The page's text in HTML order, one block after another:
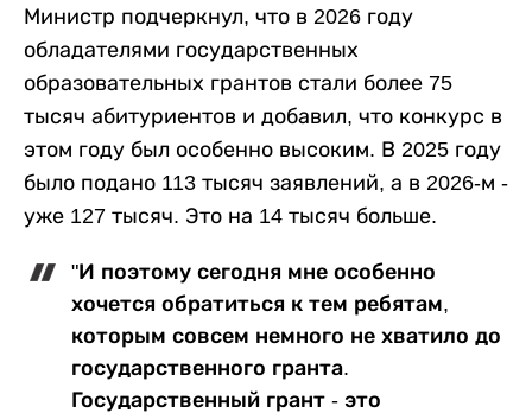
Министр подчеркнул, что в 2026 году
обладателями государственных
образовательных грантов стали более 75
тысяч абитуриентов и добавил, что конкурс в
этом году был особенно высоким. В 2025 году
было подано 113 тысяч заявлений, а в 2026-м -
уже 127 тысяч. Это на 14 тысяч больше.
"И поэтому сегодня мне особенно
хочется обратиться к тем ребятам,
которым совсем немного не хватило до
государственного гранта.
Государственный грант - это